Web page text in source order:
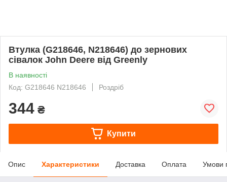
Втулка (G218646, N218646) до зернових
сівалок John Deere від Greenly
В наявності
Код: G218646 N218646
Роздріб
344 ₴
Купити
Опис Характеристики Доставка Оплата Умови